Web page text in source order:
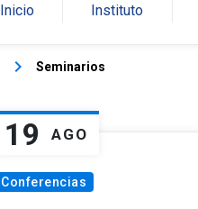
Inicio Instituto
keyboard_arrow_right Seminarios
19 AGO
Conferencias